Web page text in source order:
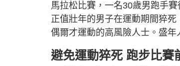
馬拉松比賽，一名30歲男跑手
正值壯年的男子在運動期間猝
偶爾才運動的高風險人士。盛年
避免運動猝死 跑步比賽